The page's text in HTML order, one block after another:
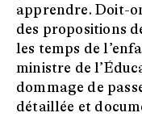
apprendre. Doit-
des propositions
les temps de
ministre de
dommage de
détaillée et